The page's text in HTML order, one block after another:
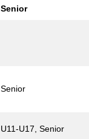
Senior
Senior
U11-U17, Senior